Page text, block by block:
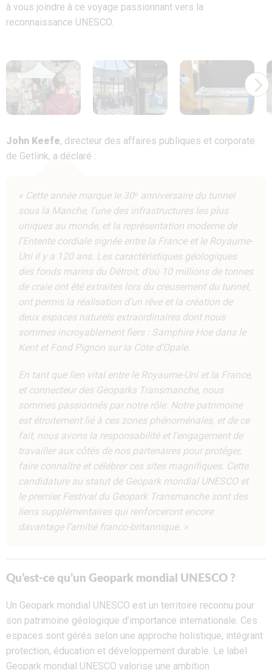
à vous joindre à ce voyage passionnant vers la
reconnaissance UNESCO.
John Keefe, directeur des affaires publiques et corporate
de Getlink, a déclaré :
« Cette année marque le 30ᵉ anniversaire du tunnel
sous la Manche, l’une des infrastructures les plus
uniques au monde, et la représentation moderne de
l’Entente cordiale signée entre la France et le Royaume-
Uni il y a 120 ans. Les caractéristiques géologiques
des fonds marins du Détroit, d’où 10 millions de tonnes
de craie ont été extraites lors du creusement du tunnel,
ont permis la réalisation d’un rêve et la création de
deux espaces naturels extraordinaires dont nous
sommes incroyablement fiers : Samphire Hoe dans le
Kent et Fond Pignon sur la Côte d’Opale.
En tant que lien vital entre le Royaume-Uni et la France,
et connecteur des Geoparks Transmanche, nous
sommes passionnés par notre rôle. Notre patrimoine
est étroitement lié à ces zones phénoménales, et de ce
fait, nous avons la responsabilité et l’engagement de
travailler aux côtés de nos partenaires pour protéger,
faire connaître et célébrer ces sites magnifiques. Cette
candidature au statut de Geopark mondial UNESCO et
le premier Festival du Geopark Transmanche sont des
liens supplémentaires qui renforceront encore
davantage l’amitié franco-britannique. »
Qu’est-ce qu’un Geopark mondial UNESCO ?
Un Geopark mondial UNESCO est un territoire reconnu pour
son patrimoine géologique d’importance internationale. Ces
espaces sont gérés selon une approche holistique, intégrant
protection, éducation et développement durable. Le label
Geopark mondial UNESCO valorise une ambition